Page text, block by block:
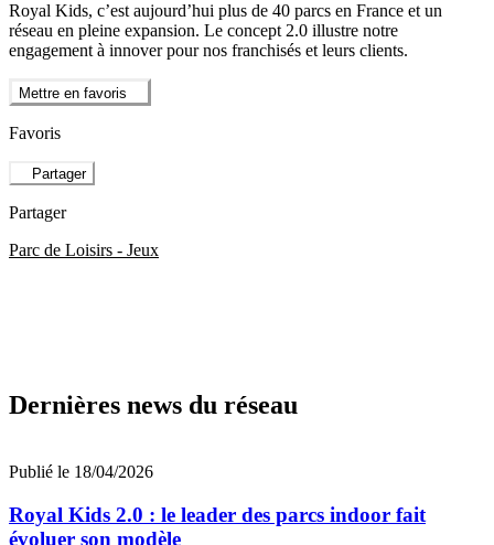
Royal Kids, c’est aujourd’hui plus de 40 parcs en France et un
réseau en pleine expansion. Le concept 2.0 illustre notre
engagement à innover pour nos franchisés et leurs clients.
Mettre en favoris
Favoris
Partager
Partager
Parc de Loisirs - Jeux
Dernières news du réseau
Publié le 18/04/2026
Royal Kids 2.0 : le leader des parcs indoor fait
évoluer son modèle